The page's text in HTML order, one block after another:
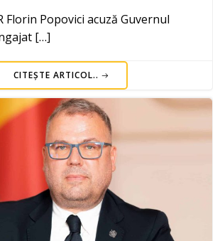
Florin Popovici acuză Guvernul
[…]
CITEȘTE ARTICOL..